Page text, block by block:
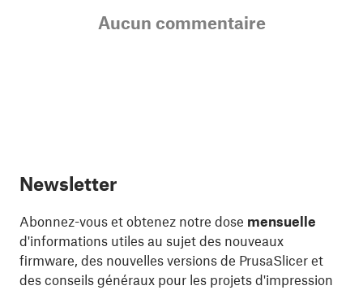
Aucun commentaire
Newsletter
Abonnez-vous et obtenez notre dose mensuelle
d'informations utiles au sujet des nouveaux
firmware, des nouvelles versions de PrusaSlicer et
des conseils généraux pour les projets d'impression